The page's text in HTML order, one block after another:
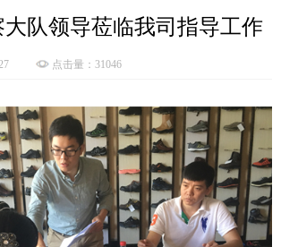
队领导莅临我司指导工作
点击量：31046